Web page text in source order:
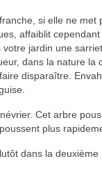
si elle ne
affaiblit
jardin une
dans la nature la
disparaître.
Cet arbre
plus
dans la